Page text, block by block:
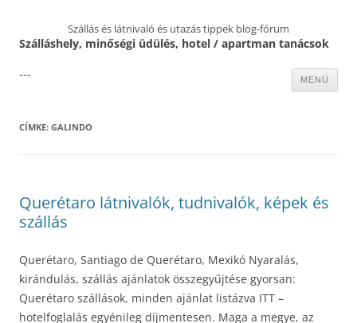
Szállás és látnivaló és utazás tippek blog-fórum
Szálláshely, minőségi üdülés, hotel / apartman tanácsok
MENÜ
---
CÍMKE: GALINDO
Querétaro látnivalók, tudnivalók, képek és
szállás
Querétaro, Santiago de Querétaro, Mexikó Nyaralás,
kirándulás, szállás ajánlatok összegyűjtése gyorsan:
Querétaro szállások, minden ajánlat listázva ITT –
hotelfoglalás egyénileg díjmentesen. Maga a megye, az